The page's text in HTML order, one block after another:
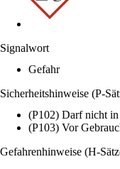
Signalwort
Gefahr
Sicherheitshinweise (P-
(P102) Darf nicht
(P103) Vor
Gefahrenhinweise (H-